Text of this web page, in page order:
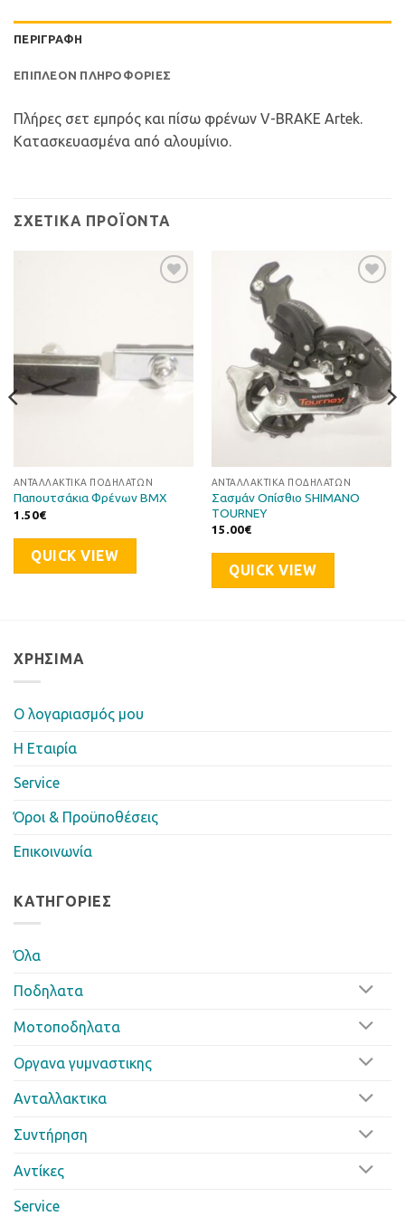
ΠΕΡΙΓΡΑΦΉ
ΕΠΙΠΛΈΟΝ ΠΛΗΡΟΦΟΡΊΕΣ
Πλήρες σετ εμπρός και πίσω φρένων V-BRAKE Artek.
Κατασκευασμένα από αλουμίνιο.
ΣΧΕΤΙΚΆ ΠΡΟΪΌΝΤΑ
ΑΝΤΑΛΛΑΚΤΙΚΆ ΠΟΔΗΛΆΤΩΝ
Παπουτσάκια Φρένων BMX
1.50€
QUICK VIEW
ΑΝΤΑΛΛΑΚΤΙΚΆ ΠΟΔΗΛΆΤΩΝ
Σασμάν Οπίσθιο SHIMANO
TOURNEY
15.00€
QUICK VIEW
ΧΡΉΣΙΜΑ
Ο λογαριασμός μου
Η Eταιρία
Service
Όροι & Προϋποθέσεις
Επικοινωνία
ΚΑΤΗΓΟΡΊΕΣ
Όλα
Ποδηλατα
Μοτοποδηλατα
Οργανα γυμναστικης
Ανταλλακτικα
Συντήρηση
Αντίκες
Service